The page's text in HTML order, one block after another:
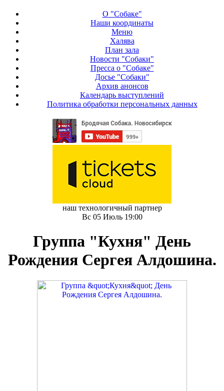
О "Собаке"
Наши координаты
Меню
Халява
План зала
Новости "Собаки"
Пресса о "Собаке"
Досье "Собаки"
Архив анонсов
Календарь выступлений
Политика обработки персональных данных
наш технологичный партнер
Вс 05 Июль 19:00
Группа "Кухня" День
Рождения Сергея Алдошина.